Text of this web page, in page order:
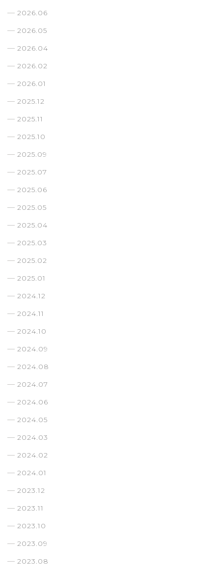
2026.06
2026.05
2026.04
2026.02
2026.01
2025.12
2025.11
2025.10
2025.09
2025.07
2025.06
2025.05
2025.04
2025.03
2025.02
2025.01
2024.12
2024.11
2024.10
2024.09
2024.08
2024.07
2024.06
2024.05
2024.03
2024.02
2024.01
2023.12
2023.11
2023.10
2023.09
2023.08